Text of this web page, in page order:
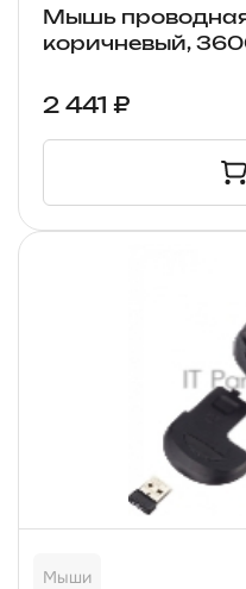
Мышь проводная
коричневый,
2 441 ₽
Мыши